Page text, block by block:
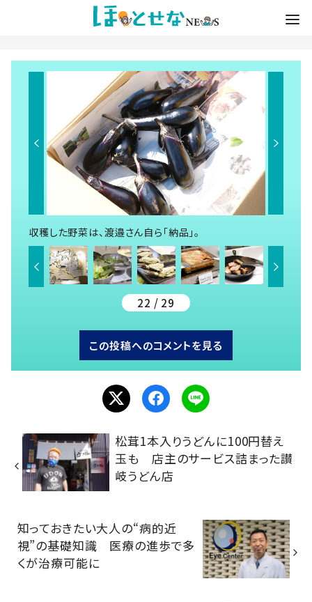
収穫した野菜は、渡邉さん自ら「納品」。
22 / 29
この投稿へのコメントを見る
松茸1本入りうどんに100円替え
玉も 店主のサービス詰まった讃
岐うどん店
知っておきたい大人の“病的近
視”の基礎知識 医療の進歩で多
くが治療可能に